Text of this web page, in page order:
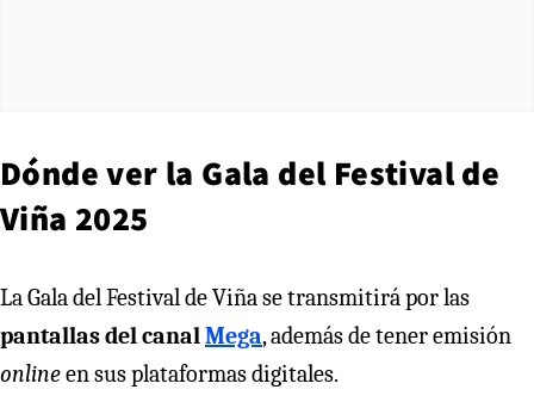
Dónde ver la Gala del Festival de
Viña 2025
La Gala del Festival de Viña se transmitirá por las
pantallas del canalMega, además de tener emisión
onlineen sus plataformas digitales.